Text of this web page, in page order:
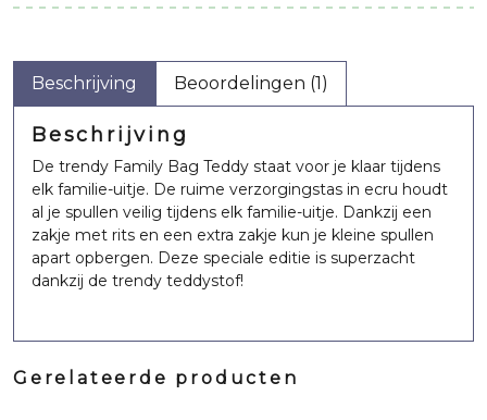
Beschrijving Beoordelingen (1)
Beschrijving
De trendy Family Bag Teddy staat voor je klaar tijdens
elk familie-uitje. De ruime verzorgingstas in ecru houdt
al je spullen veilig tijdens elk familie-uitje. Dankzij een
zakje met rits en een extra zakje kun je kleine spullen
apart opbergen. Deze speciale editie is superzacht
dankzij de trendy teddystof!
Gerelateerde producten